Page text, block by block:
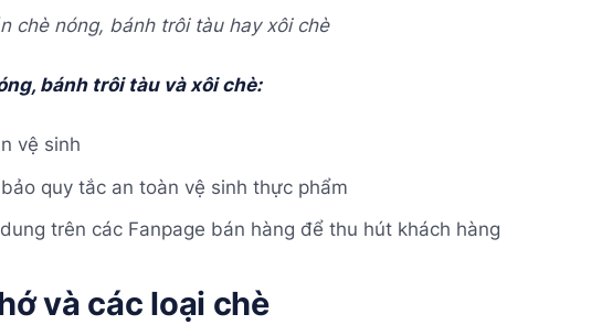
chè nóng, bánh trôi tàu hay xôi chè
bánh trôi tàu và xôi chè:
vệ sinh
quy tắc an toàn vệ sinh thực phẩm
trên các Fanpage bán hàng để thu hút khách hàng
và các loại chè